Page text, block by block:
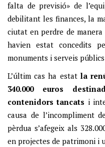
falta de previsió» de
debilitant les finances, la
ciutat en perdre de
havien estat concedits
monuments i serveis
L’últim cas ha estat la
340.000 euros
contenidors tancats i
causa de l’incompliment
pèrdua s’afegeix als
en projectes de patrimoni i